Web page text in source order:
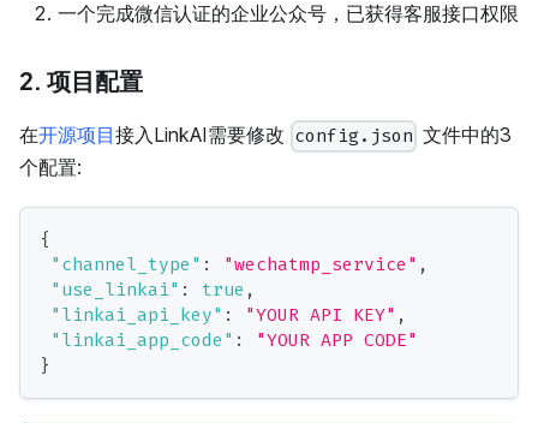
一个完成微信认证的企业公众号，已获得客服接口权限
2. 项目配置
在开源项目接入LinkAI需要修改 config.json 文件中的3
个配置:
{
"channel_type" : "wechatmp_service" ,
"use_linkai" : true ,
"linkai_api_key" : "YOUR API KEY" ,
"linkai_app_code" :
"YOUR APP CODE"
}